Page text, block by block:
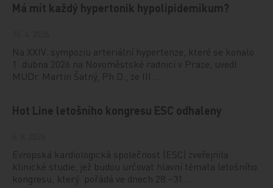
Má mít každý hypertonik hypolipidemikum?
Na XXIV. sympoziu arteriální hypertenze, které se konalo
1. dubna 2026 na Novoměstské radnici v Praze, uvedl
MUDr. Martin Šatný, Ph.D., ze III.…
Hot Line letošního kongresu ESC odhaleny
Evropská kardiologická společnost (ESC) zveřejnila
klinické studie, jež budou určovat hlavní témata letošního
kongresu, který pořádá ve dnech 28.–31…